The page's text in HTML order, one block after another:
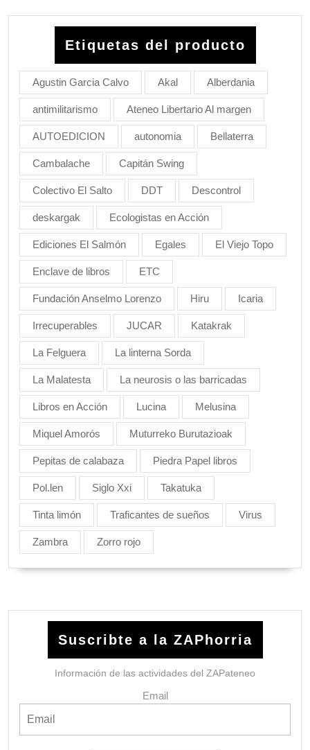
Etiquetas del producto
Agustin Garcia Calvo Akal Alberdania
antimilitarismo Ateneo Libertario Al margen
AUTOEDICION autonomia Bellaterra
Cambalache Capitán Swing
Colectivo El Salto DDT Descontrol
deskargak Ecologistas en Acción
Ediciones El Salmón Egales El Viejo Topo
Enclave de libros ETC
Fundación Anselmo Lorenzo Hiru Icaria
Irrecuperables JUCAR Katakrak
La Felguera La linterna Sorda
La Malatesta La neurosis o las barricadas
Libros en Acción Lucina Melusina
Miquel Amorós Muturreko Burutazioak
Pepitas de calabaza Piedra Papel libros
Pol.len Siglo Xxi Takatuka
Tinta limón Traficantes de sueños Virus
Zambra Zorro rojo
Suscribte a la ZAPhorria
Información de las actividades del ZAPateneo
Email